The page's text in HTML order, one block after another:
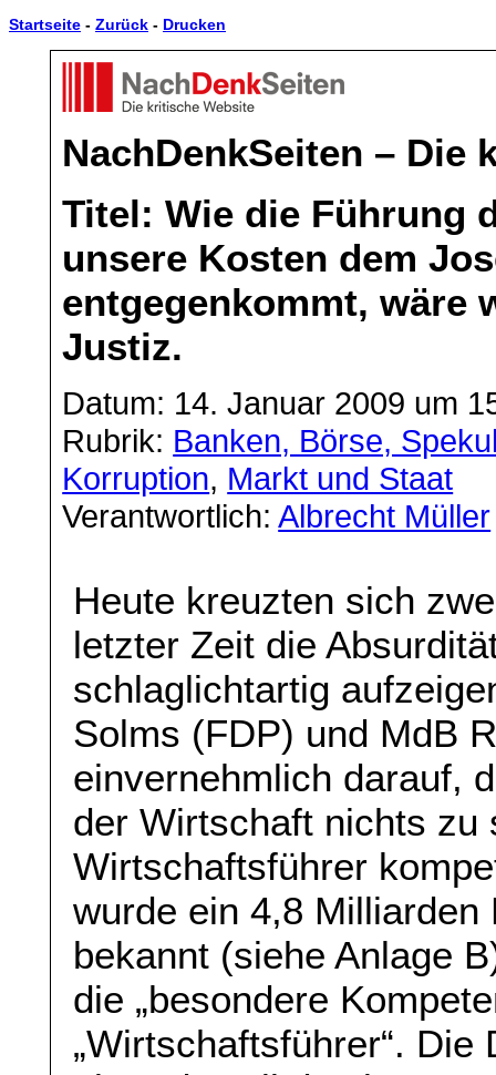
Startseite - Zurück - Drucken
NachDenkSeiten – Die
Titel: Wie die Führung
unsere Kosten dem
entgegenkommt, wäre
Justiz.
Datum: 14. Januar 2009 um
Rubrik: Banken, Börse,
Korruption, Markt und Staat
Verantwortlich:Albrecht Müller
Heute kreuzten sich
letzter Zeit die
schlaglichtartig
Solms (FDP) und MdB
einvernehmlich darauf,
der Wirtschaft nichts zu
Wirtschaftsführer
wurde ein 4,8
bekannt (siehe Anlage
die „besondere
„Wirtschaftsführer“.